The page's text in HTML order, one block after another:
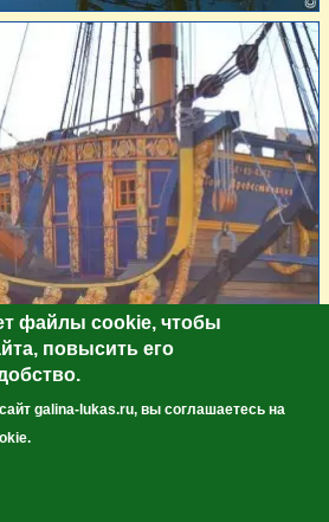
файлы cookie, чтобы
повысить его
galina-lukas.ru, вы соглашаетесь на